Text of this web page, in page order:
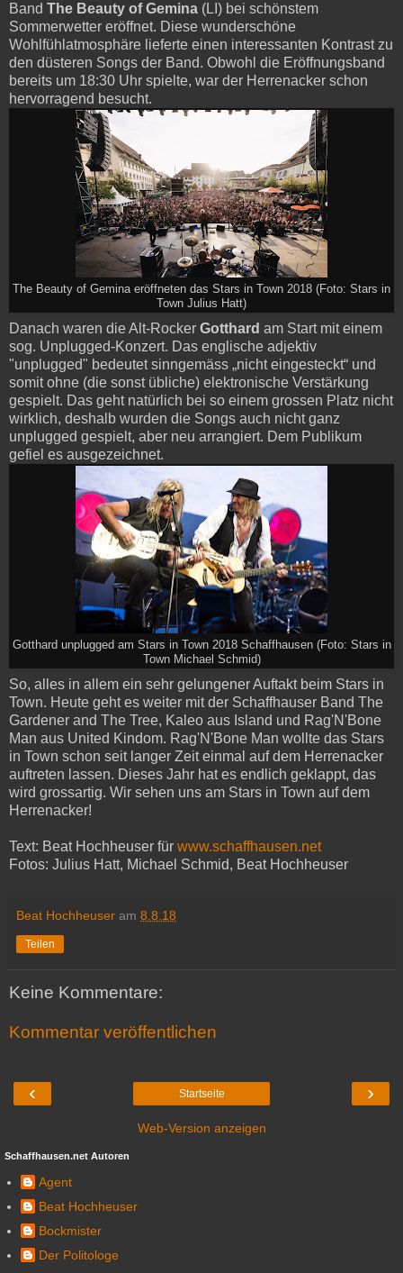
Band The Beauty of Gemina (LI) bei schönstem
Sommerwetter eröffnet. Diese wunderschöne
Wohlfühlatmosphäre lieferte einen interessanten Kontrast zu
den düsteren Songs der Band. Obwohl die Eröffnungsband
bereits um 18:30 Uhr spielte, war der Herrenacker schon
hervorragend besucht.
The Beauty of Gemina eröffneten das Stars in Town 2018 (Foto: Stars in
Town Julius Hatt)
Danach waren die Alt-Rocker Gotthard am Start mit einem
sog. Unplugged-Konzert. Das englische adjektiv
"unplugged" bedeutet sinngemäss „nicht eingesteckt“ und
somit ohne (die sonst übliche) elektronische Verstärkung
gespielt. Das geht natürlich bei so einem grossen Platz nicht
wirklich, deshalb wurden die Songs auch nicht ganz
unplugged gespielt, aber neu arrangiert. Dem Publikum
gefiel es ausgezeichnet.
Gotthard unplugged am Stars in Town 2018 Schaffhausen (Foto: Stars in
Town Michael Schmid)
So, alles in allem ein sehr gelungener Auftakt beim Stars in
Town. Heute geht es weiter mit der Schaffhauser Band The
Gardener and The Tree, Kaleo aus Island und Rag'N'Bone
Man aus United Kindom. Rag'N'Bone Man wollte das Stars
in Town schon seit langer Zeit einmal auf dem Herrenacker
auftreten lassen. Dieses Jahr hat es endlich geklappt, das
wird grossartig. Wir sehen uns am Stars in Town auf dem
Herrenacker!
Text: Beat Hochheuser für www.schaffhausen.net
Fotos: Julius Hatt, Michael Schmid, Beat Hochheuser
Beat Hochheuser am 8.8.18
Teilen
Keine Kommentare:
Kommentar veröffentlichen
‹ ›
Startseite
Web-Version anzeigen
Schaffhausen.net Autoren
Agent
Beat Hochheuser
Bockmister
Der Politologe